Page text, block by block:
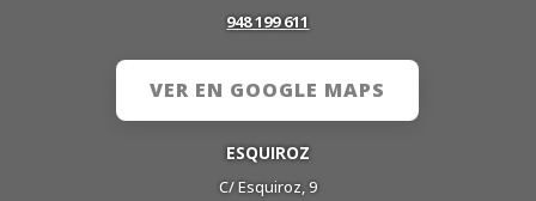
948 199 611
VER EN GOOGLE MAPS
ESQUIROZ
C/ Esquiroz, 9